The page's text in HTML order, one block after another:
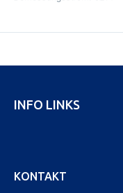
INFO LINKS
KONTAKT